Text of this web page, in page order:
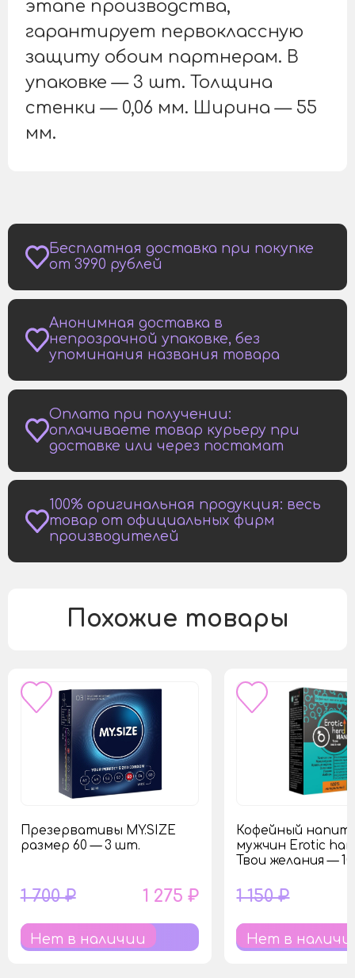
этапе производства,
гарантирует первоклассную
защиту обоим партнерам. В
упаковке — 3 шт. Толщина
стенки — 0,06 мм. Ширина — 55
мм.
Бесплатная доставка при покупке
от 3990 рублей
Анонимная доставка в
непрозрачной упаковке, без
упоминания названия товара
Оплата при получении:
оплачиваете товар курьеру при
доставке или через постамат
100% оригинальная продукция: весь
товар от официальных фирм
производителей
Похожие товары
Презервативы MY.SIZE
размер 60 — 3 шт.
1 700 ₽ 1 275 ₽
Нет в наличии
Кофейный
мужчин Erotic
Твои желания —
1 150 ₽
Нет в